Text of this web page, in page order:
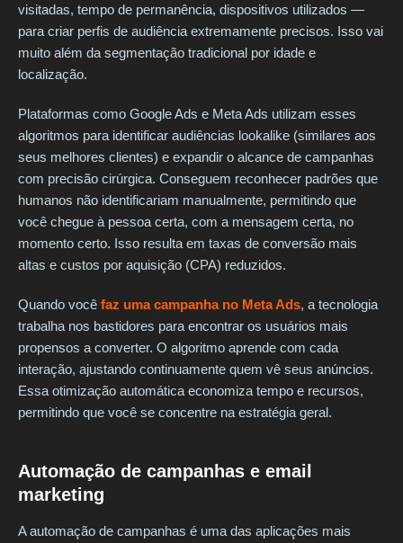
visitadas, tempo de permanência, dispositivos utilizados —
para criar perfis de audiência extremamente precisos. Isso vai
muito além da segmentação tradicional por idade e
localização.
Plataformas como Google Ads e Meta Ads utilizam esses
algoritmos para identificar audiências lookalike (similares aos
seus melhores clientes) e expandir o alcance de campanhas
com precisão cirúrgica. Conseguem reconhecer padrões que
humanos não identificariam manualmente, permitindo que
você chegue à pessoa certa, com a mensagem certa, no
momento certo. Isso resulta em taxas de conversão mais
altas e custos por aquisição (CPA) reduzidos.
Quando você faz uma campanha no Meta Ads, a tecnologia
trabalha nos bastidores para encontrar os usuários mais
propensos a converter. O algoritmo aprende com cada
interação, ajustando continuamente quem vê seus anúncios.
Essa otimização automática economiza tempo e recursos,
permitindo que você se concentre na estratégia geral.
Automação de campanhas e email
marketing
A automação de campanhas é uma das aplicações mais